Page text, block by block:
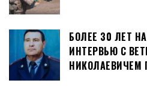
БОЛЕЕ 30 ЛЕТ
ИНТЕРВЬЮ С
НИКОЛАЕВИЧЕМ